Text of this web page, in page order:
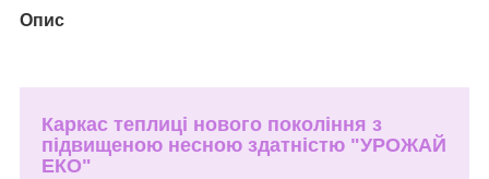
Опис
Каркас теплиці нового покоління з
підвищеною несною здатністю "УРОЖАЙ
ЕКО"